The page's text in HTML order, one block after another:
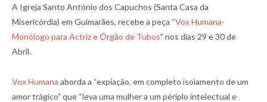
A Igreja Santo António dos Capuchos (Santa Casa da
Misericórdia) em Guimarães, recebe a peça “Vox Humana-
Monólogo para Actriz e Órgão de Tubos” nos dias 29 e 30 de
Abril.
Vox Humana aborda a “expiação, em completo isolamento de um
amor trágico” que “leva uma mulher a um périplo intelectual e